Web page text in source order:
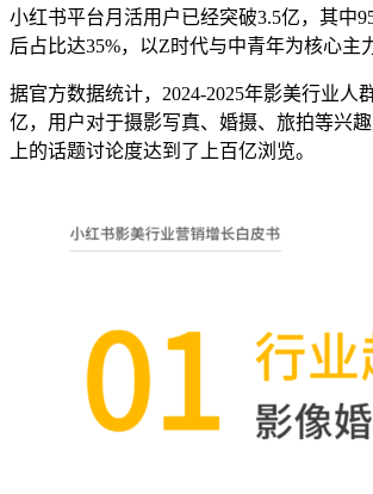
小红书平台月活用户已经突破3.5亿，其中
后占比达35%，以Z时代与中青年为核心主
据官方数据统计，2024-2025年影美行业人
亿，用户对于摄影写真、婚摄、旅拍等兴
上的话题讨论度达到了上百亿浏览。